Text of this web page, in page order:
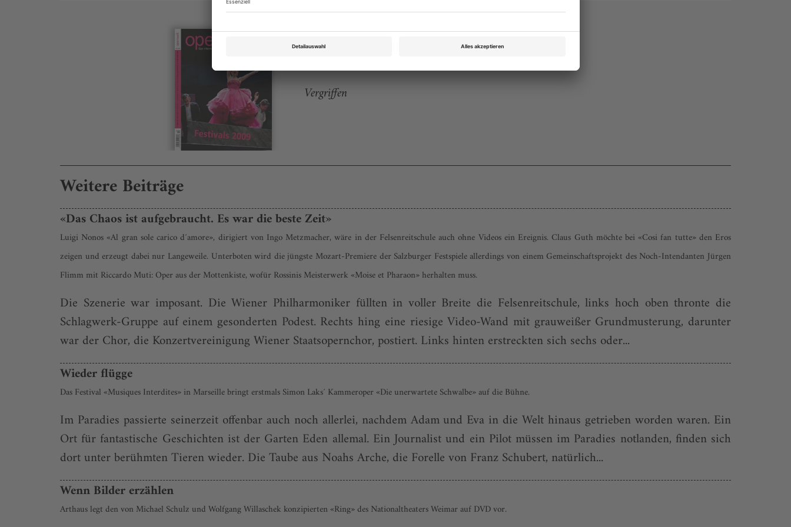
Opernwelt September/Oktober 2009
Rubrik: Festspiele, Seite 14
Vergriffen
Weitere Beiträge
«Das Chaos ist aufgebraucht. Es war die beste Zeit»
Luigi Nonos «Al gran sole carico d´amore», dirigiert von Ingo Metzmacher, wäre in der Felsenreitschule auch ohne Videos ein Ereignis. Claus Guth möchte bei «Cosi fan tutte» den Eros
zeigen und erzeugt dabei nur Langeweile. Unterboten wird die jüngste Mozart-Premiere der Salzburger Festspiele allerdings von einem Gemeinschaftsprojekt des Noch-Intendanten Jürgen
Flimm mit Riccardo Muti: Oper aus der Mottenkiste, wofür Rossinis Meisterwerk «Moise et Pharaon» herhalten muss.
Die Szenerie war imposant. Die Wiener Philharmoniker füllten in voller Breite die Felsenreitschule, links hoch oben thronte die
Schlagwerk-Gruppe auf einem gesonderten Podest. Rechts hing eine riesige Video-Wand mit grauweißer Grundmusterung, darunter
war der Chor, die Konzertvereinigung Wiener Staatsopernchor, postiert. Links hinten erstreckten sich sechs oder...
Wieder flügge
Das Festival «Musiques Interdites» in Marseille bringt erstmals Simon Laks´ Kammeroper «Die unerwartete Schwalbe» auf die Bühne.
Im Paradies passierte seinerzeit offenbar auch noch allerlei, nachdem Adam und Eva in die Welt hinaus getrieben worden waren. Ein
Ort für fantastische Geschichten ist der Garten Eden allemal. Ein Journalist und ein Pilot müssen im Paradies notlanden, finden sich
dort unter berühmten Tieren wieder. Die Taube aus Noahs Arche, die Forelle von Franz Schubert, natürlich...
Wenn Bilder erzählen
Arthaus legt den von Michael Schulz und Wolfgang Willaschek konzipierten «Ring» des Nationaltheaters Weimar auf DVD vor.